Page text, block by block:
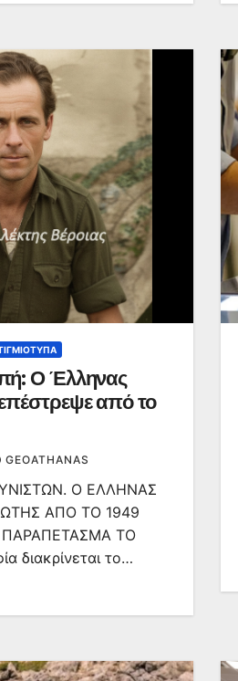
Ο Έλληνας
από το
GEOATHANAS
Ο ΕΛΛΗΝΑΣ
ΑΠΟ ΤΟ 1949
ΠΑΡΑΠΕΤΑΣΜΑ ΤΟ
διακρίνεται το…